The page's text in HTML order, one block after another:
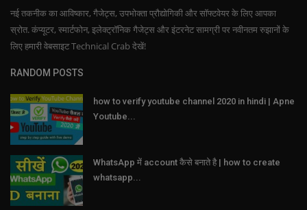
नई तकनीक का आविष्कार, गैजेट्स, उपभोक्ता प्रौद्योगिकी और सॉफ्टवेयर के लिए आपका
स्रोत. कंप्यूटर, स्मार्टफोन, इलेक्ट्रॉनिक गैजेट्स और इंटरनेट सामग्री पर नवीनतम रुझानों के
लिए हमारी वेबसाइट Technical Crab देखें!
RANDOM POSTS
how to verify youtube channel 2020 in hindi | Apne
Youtube...
WhatsApp में account कैसे बनाते है | how to create
whatsapp...